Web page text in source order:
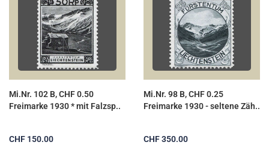
Mi.Nr. 102 B, CHF 0.50
Freimarke 1930 * mit Falzsp..
CHF 150.00
Mi.Nr. 98 B, CHF 0.25
Freimarke 1930 - seltene Zäh..
CHF 350.00